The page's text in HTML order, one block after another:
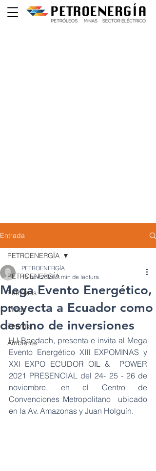
Entrada
PETROENERGÍA
Petróleos
Minas
Energía
Ambiente
PETROENERGÍA
Mega Evento Energético,
proyecta a Ecuador como
destino de inversiones
PETROENERGÍA
15 nov 2021 2 min de lectura
HJ Becdach, presenta e invita al Mega
Evento Energético XIII EXPOMINAS y
XXI EXPO ECUDOR OIL &  POWER
2021 PRESENCIAL del 24- 25 - 26 de
noviembre, en el Centro de
Convenciones Metropolitano  ubicado
en la Av. Amazonas y Juan Holguín.